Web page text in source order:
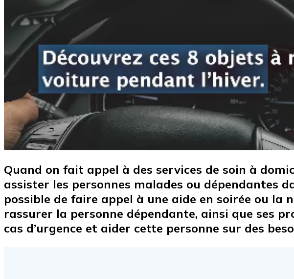
Quand on fait appel à des services de soin à
assister les personnes malades ou dépendantes
possible de faire appel à une aide en soirée ou
rassurer la personne dépendante, ainsi que ses
cas d’urgence et aider cette personne sur des